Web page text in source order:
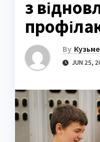
з
By
JUN 25,